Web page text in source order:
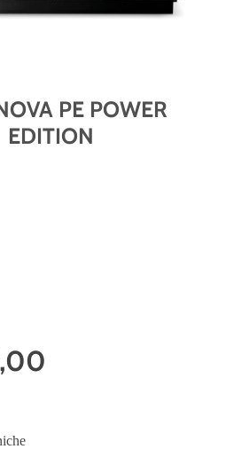
PE POWER
EDITION